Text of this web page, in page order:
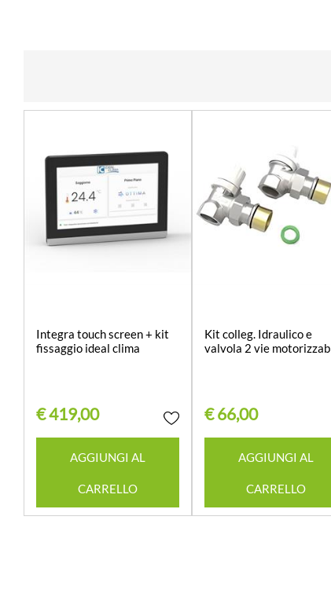
Integra touch screen + kit
fissaggio ideal clima
€ 419,00
AGGIUNGI AL
CARRELLO
Kit colleg. Idraulico e
valvola 2 vie motorizzab
€ 66,00
AGGIUNGI AL
CARRELLO